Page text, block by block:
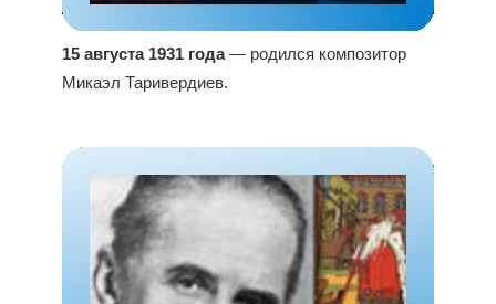
15 августа 1931 года— родился композитор
Микаэл Таривердиев.